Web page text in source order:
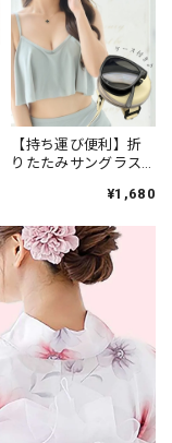
【持ち運び便利】折
りたたみサングラス
¥1,680